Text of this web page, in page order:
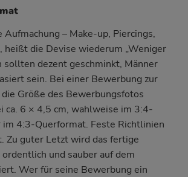
– Make-up, Piercings,
heißt die Devise wiederum „Weniger
sollten dezent geschminkt, Männer
sein. Bei einer Bewerbung zur
Größe des Bewerbungsfotos
ca. 6 × 4,5 cm, wahlweise im 3:4-
im 4:3-Querformat. Feste Richtlinien
Zu guter Letzt wird das fertige
und sauber auf dem
Wer für seine Bewerbung ein